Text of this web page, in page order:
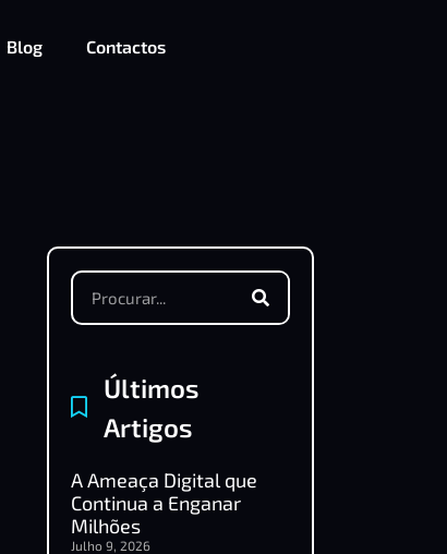
Blog Contactos
Últimos
Artigos
A Ameaça Digital que
Continua a Enganar
Milhões
Julho 9, 2026